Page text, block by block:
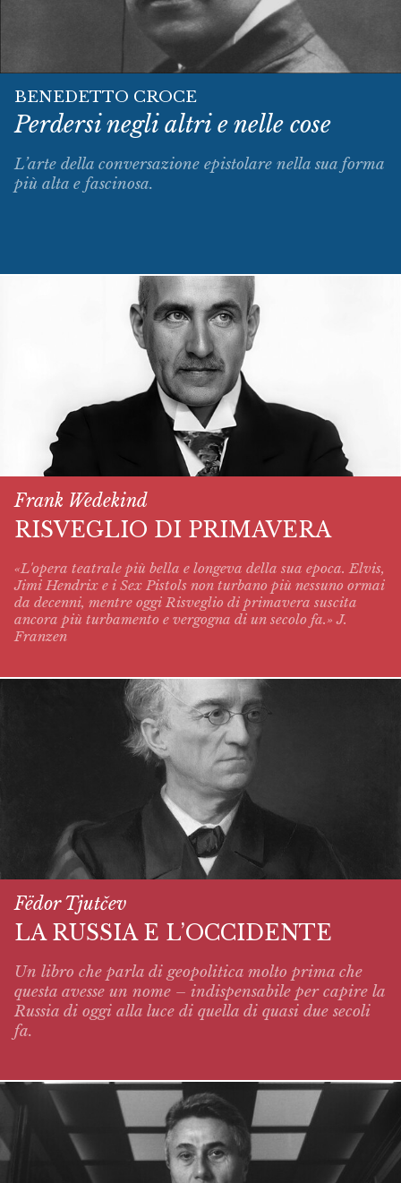
BENEDETTO CROCE
Perdersi negli altri e nelle cose
L’arte della conversazione epistolare nella sua forma
più alta e fascinosa.
Frank Wedekind
RISVEGLIO DI PRIMAVERA
«L'opera teatrale più bella e longeva della sua epoca. Elvis,
Jimi Hendrix e i Sex Pistols non turbano più nessuno ormai
da decenni, mentre oggi Risveglio di primavera suscita
ancora più turbamento e vergogna di un secolo fa.» J.
Franzen
Fëdor Tjutčev
LA RUSSIA E L’OCCIDENTE
Un libro che parla di geopolitica molto prima che
questa avesse un nome – indispensabile per capire la
Russia di oggi alla luce di quella di quasi due secoli
fa.